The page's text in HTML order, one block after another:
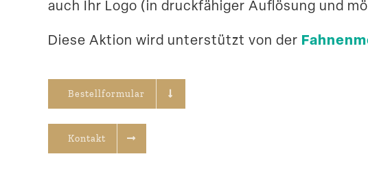
auch Ihr Logo (in druck­fä­higer Auflösung und
Diese Aktion wird unter­stützt von der
Bestell­for­mular
Kontakt